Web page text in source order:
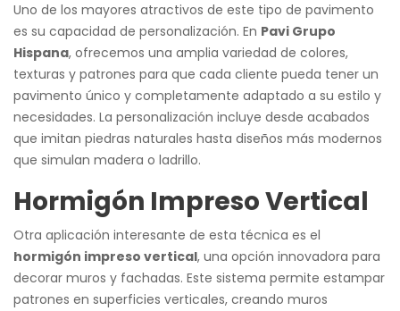
Uno de los mayores atractivos de este tipo de pavimento
es su capacidad de personalización. En Pavi Grupo
Hispana, ofrecemos una amplia variedad de colores,
texturas y patrones para que cada cliente pueda tener un
pavimento único y completamente adaptado a su estilo y
necesidades. La personalización incluye desde acabados
que imitan piedras naturales hasta diseños más modernos
que simulan madera o ladrillo.
Hormigón Impreso Vertical
Otra aplicación interesante de esta técnica es el
hormigón impreso vertical, una opción innovadora para
decorar muros y fachadas. Este sistema permite estampar
patrones en superficies verticales, creando muros